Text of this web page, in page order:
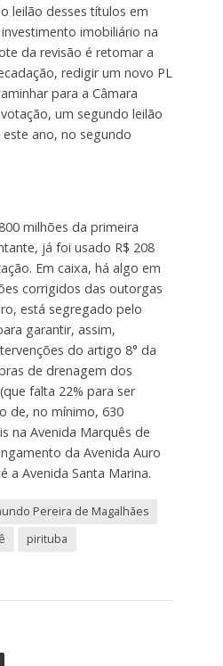
leilão desses títulos em
imobiliário na
da revisão é retomar a
redigir um novo PL
para a Câmara
um segundo leilão
ano, no segundo
milhões da primeira
já foi usado R$ 208
Em caixa, há algo em
corrigidos das outorgas
está segregado pelo
garantir, assim,
do artigo 8° da
de drenagem dos
falta 22% para ser
de, no mínimo, 630
na Avenida Marquês de
da Avenida Auro
a Avenida Santa Marina.
Pereira de Magalhães
pirituba